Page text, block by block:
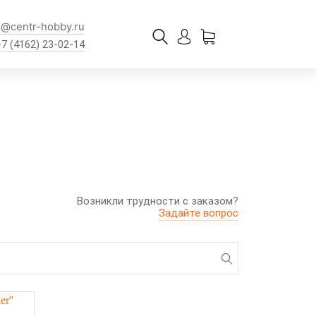
hobby.ru
(4162) 23-02-14
Возникли трудности с заказом?
Задайте вопрос